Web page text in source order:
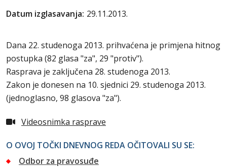
Datum izglasavanja: 29.11.2013.
Dana 22. studenoga 2013. prihvaćena je primjena hitnog
postupka (82 glasa "za", 29 "protiv").
Rasprava je zaključena 28. studenoga 2013.
Zakon je donesen na 10. sjednici 29. studenoga 2013.
(jednoglasno, 98 glasova "za").
Videosnimka rasprave
O OVOJ TOČKI DNEVNOG REDA OČITOVALI SU SE:
Odbor za pravosuđe